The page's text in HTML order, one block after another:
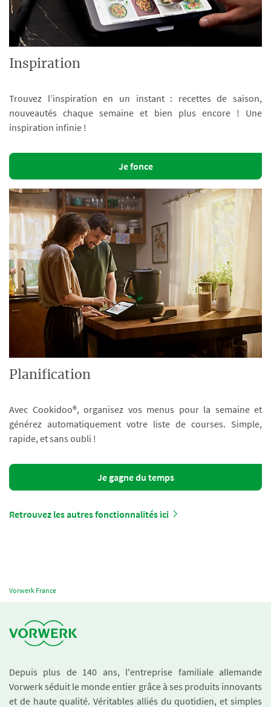
Inspiration
Trouvez l’inspiration en un instant : recettes de saison,
nouveautés chaque semaine et bien plus encore ! Une
inspiration infinie !
Je fonce
Planification
Avec Cookidoo®, organisez vos menus pour la semaine et
générez automatiquement votre liste de courses. Simple,
rapide, et sans oubli !
Je gagne du temps
Retrouvez les autres fonctionnalités ici
Vorwerk France
Depuis plus de 140 ans, l'entreprise familiale allemande
Vorwerk séduit le monde entier grâce à ses produits innovants
et de haute qualité. Véritables alliés du quotidien, et simples